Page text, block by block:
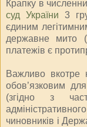
Крапку в
суд України 3
єдиним
державне мито
платежів є
Важливо вкотре
обов’язковим
(згідно з
чиновників і